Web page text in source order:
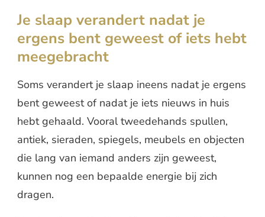
Je slaap verandert nadat je
ergens bent geweest of iets hebt
meegebracht
Soms verandert je slaap ineens nadat je ergens
bent geweest of nadat je iets nieuws in huis
hebt gehaald. Vooral tweedehands spullen,
antiek, sieraden, spiegels, meubels en objecten
die lang van iemand anders zijn geweest,
kunnen nog een bepaalde energie bij zich
dragen.